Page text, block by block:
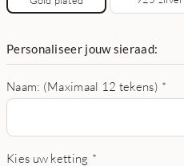
Personaliseer jouw sieraad:
Naam: (Maximaal 12 tekens) *
Kies uw ketting *